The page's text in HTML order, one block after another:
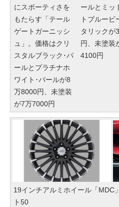
にスポーティさを
もたらす「テール
ゲートガーニッシ
ュ」。価格はクリ
スタルブラック･パ
ールとプラチナホ
ワイト･パールが8
万8000円、未塗装
が7万7000円
ールとミッ
トブルービ
タリックが
円、未塗装
4100円
19インチアルミホイール「MDC
ト50